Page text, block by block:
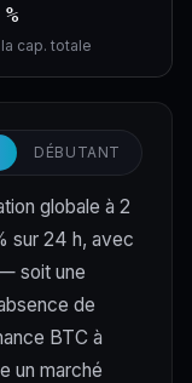
cap. totale
DÉBUTANT
globale à 2
sur 24 h, avec
soit une
de
BTC à
un marché